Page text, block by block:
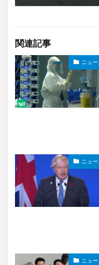
関連記事
ニュー
ニュー
ニュー